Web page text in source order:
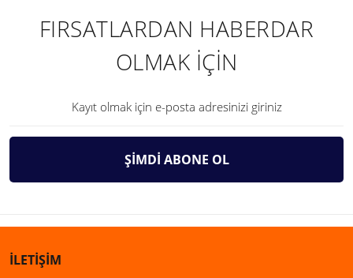
FIRSATLARDAN HABERDAR
OLMAK İÇİN
ŞİMDİ ABONE OL
İLETİŞİM